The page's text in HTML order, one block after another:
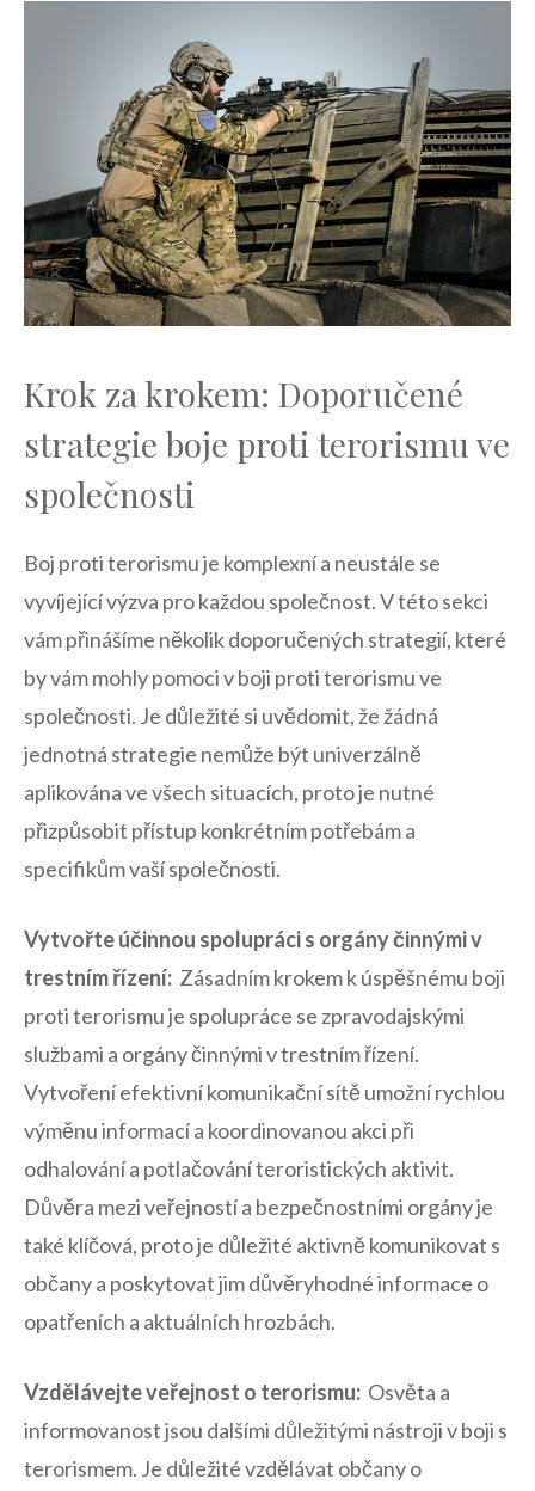
Krok za krokem:⁣ Doporučené
strategie boje proti terorismu ⁤ve
společnosti
Boj proti ⁢terorismu je komplexní a neustále se
vyvíjející výzva pro⁤ každou společnost. V⁣ této‌ sekci
vám přinášíme ⁣několik doporučených strategií, které
by vám mohly pomoci v⁣ boji proti terorismu ve‌
společnosti. Je důležité si uvědomit, že žádná⁤
jednotná⁣ strategie nemůže být univerzálně
aplikována ve‍ všech ‍situacích, proto ⁢je‌ nutné
přizpůsobit přístup⁣ konkrétním potřebám a​
specifikům vaší společnosti.
Vytvořte účinnou spolupráci s orgány činnými ⁤v
trestním řízení: ⁤ Zásadním krokem k ⁢úspěšnému boji
proti terorismu je spolupráce se zpravodajskými
službami ‍a orgány činnými v ‌trestním řízení.
Vytvoření efektivní‌ komunikační sítě umožní rychlou
výměnu informací a ⁤koordinovanou akci při
odhalování a potlačování teroristických aktivit.
Důvěra mezi veřejností a bezpečnostními orgány je
také klíčová, proto je důležité aktivně komunikovat s
občany a poskytovat jim důvěryhodné ⁣informace o
opatřeních a ‌aktuálních ‍hrozbách.
Vzdělávejte veřejnost o terorismu: ‍ Osvěta a
informovanost jsou dalšími důležitými nástroji v boji​ s
terorismem. Je​ důležité vzdělávat občany o